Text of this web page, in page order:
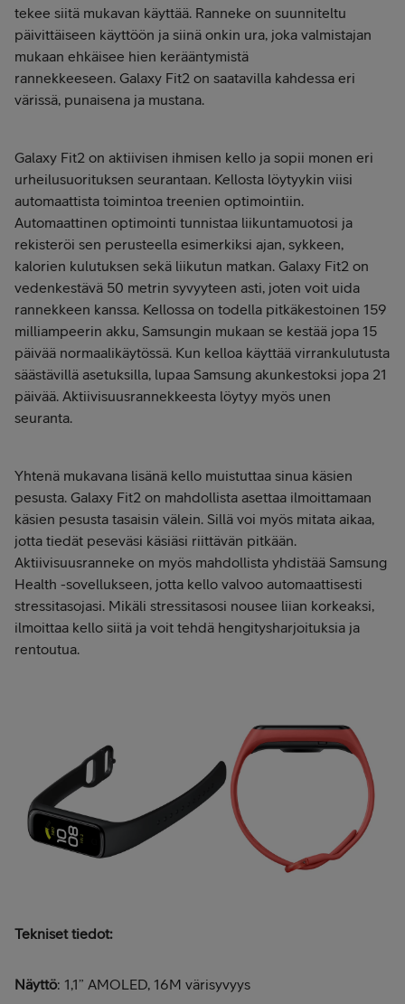
tekee siitä mukavan käyttää. Ranneke on suunniteltu
päivittäiseen käyttöön ja siinä onkin ura, joka valmistajan
mukaan ehkäisee hien kerääntymistä
rannekkeeseen. Galaxy Fit2 on saatavilla kahdessa eri
värissä, punaisena ja mustana.
Galaxy Fit2 on aktiivisen ihmisen kello ja sopii monen eri
urheilusuorituksen seurantaan. Kellosta löytyykin viisi
automaattista toimintoa treenien optimointiin.
Automaattinen optimointi tunnistaa liikuntamuotosi ja
rekisteröi sen perusteella esimerkiksi ajan, sykkeen,
kalorien kulutuksen sekä liikutun matkan. Galaxy Fit2 on
vedenkestävä 50 metrin syvyyteen asti, joten voit uida
rannekkeen kanssa. Kellossa on todella pitkäkestoinen 159
milliampeerin akku, Samsungin mukaan se kestää jopa 15
päivää normaalikäytössä. Kun kelloa käyttää virrankulutusta
säästävillä asetuksilla, lupaa Samsung akunkestoksi jopa 21
päivää. Aktiivisuusrannekkeesta löytyy myös unen
seuranta.
Yhtenä mukavana lisänä kello muistuttaa sinua käsien
pesusta. Galaxy Fit2 on mahdollista asettaa ilmoittamaan
käsien pesusta tasaisin välein. Sillä voi myös mitata aikaa,
jotta tiedät peseväsi käsiäsi riittävän pitkään.
Aktiivisuusranneke on myös mahdollista yhdistää Samsung
Health -sovellukseen, jotta kello valvoo automaattisesti
stressitasojasi. Mikäli stressitasosi nousee liian korkeaksi,
ilmoittaa kello siitä ja voit tehdä hengitysharjoituksia ja
rentoutua.
Tekniset tiedot:
Näyttö: 1,1” AMOLED, 16M värisyvyys